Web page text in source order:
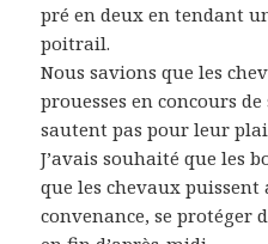
pré en deux en tendant
poitrail.
Nous savions que les
prouesses en concours de
sautent pas pour leur
J’avais souhaité que les
que les chevaux
convenance, se protéger